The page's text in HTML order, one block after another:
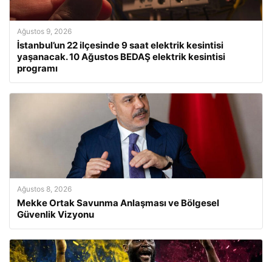
Ağustos 9, 2026
İstanbul’un 22 ilçesinde 9 saat elektrik kesintisi
yaşanacak. 10 Ağustos BEDAŞ elektrik kesintisi
programı
Ağustos 8, 2026
Mekke Ortak Savunma Anlaşması ve Bölgesel
Güvenlik Vizyonu